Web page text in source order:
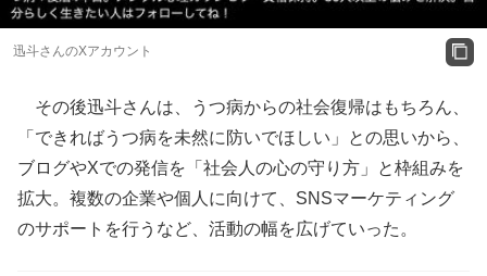
迅斗さんのXアカウント
その後迅斗さんは、うつ病からの社会復帰はもちろん、
「できればうつ病を未然に防いでほしい」との思いから、
ブログやXでの発信を「社会人の心の守り方」と枠組みを
拡大。複数の企業や個人に向けて、SNSマーケティング
のサポートを行うなど、活動の幅を広げていった。